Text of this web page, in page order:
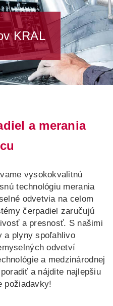
BG
SV
SL
ET
LT
UK
KRAL
a merania
vysokokvalitnú
technológiu merania
odvetvia na celom
čerpadiel zaručujú
a presnosť. S našimi
a plyny spoľahlivo
odvetví
a medzinárodnej
a nájdite najlepšiu
požiadavky!